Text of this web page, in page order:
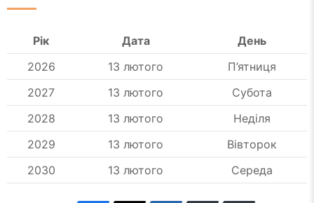
Рік Дата
День
2026
13 лютого
П’ятниця
2027
13 лютого
Субота
2028
13 лютого
Неділя
2029
13 лютого
Вівторок
2030
13 лютого Середа